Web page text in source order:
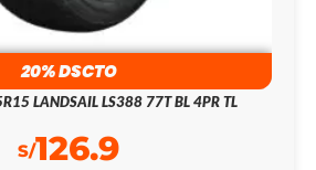
20% DSCTO
LANDSAIL LS388 77T BL 4PR TL
S/126.9